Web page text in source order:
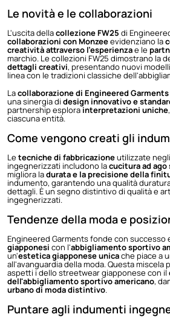
Le novità e le collaborazioni
L'uscita dellacollezione FW25 di
collaborazioni con Monzeeevidenziano la
creatività attraverso l'esperienzae le
marchio. Le collezioni FW25 dimostrano la
dettagli creativi, presentando nuovi
linea con le tradizioni classiche
Lacollaborazione di Engineered Garments
una sinergia di design innovativo e
partnership esplorainterpretazioni uniche
ciascuna entità.
Come vengono creati gli
Le tecniche di fabbricazioneutilizzate
ingegnerizzati includono lacucitura ad ago
migliora ladurata e la precisione della
indumento, garantendo una qualità
dettagli. È un segno distintivo di qualità e
ingegnerizzati.
Tendenze della moda e
Engineered Garments fonde con successo
giapponesi con l'abbigliamento sportivo
un'estetica giapponese unicache piace a
all'avanguardia della moda. Questa miscela
aspetti i dello streetwear giapponese con il
dell'abbigliamento sportivo americano,
urbano di moda distintivo.
Puntare agli indumenti